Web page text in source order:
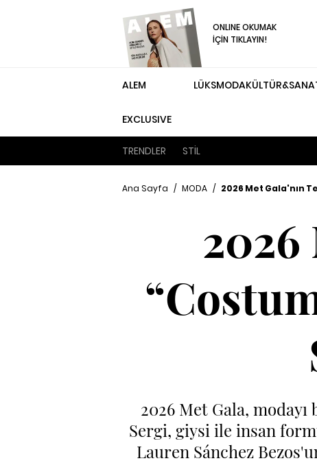
ONLINE OKUMAK
İÇİN TIKLAYIN!
ALEM
EXCLUSIVE
LÜKSMODA
TRENDLER STİL
Ana Sayfa / MODA / 2026 Met Gala'nın
2026
2026 Met Gala,
Sergi, giysi ile insan
Lauren Sánchez